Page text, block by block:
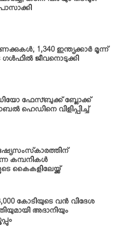
1,340 ഇന്ത്യക്കാര്‍ മൂന്ന്
ഗള്‍ഫില്‍ ജീവനൊടുക്കി
ഫേസ്ബുക്ക് ബ്ലോക്ക്
ഹെഡിനെ വിളിപ്പിച്ച്
കമ്പനികള്‍
കൈകളിലേയ്ക്ക്
കോടിയുടെ വന്‍ വിദേശ
അദാനിയും